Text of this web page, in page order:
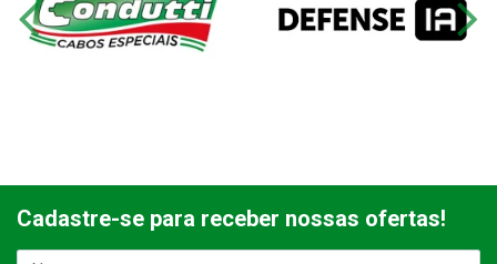
Cadastre-se para receber nossas ofertas!